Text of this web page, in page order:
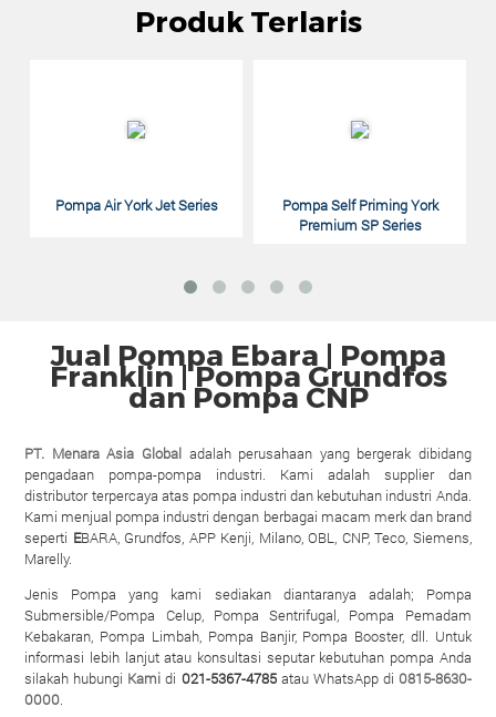
Produk Terlaris
Pompa Air York Jet Series
Pompa Self Priming York
Premium SP Series
Jual Pompa Ebara | Pompa
Franklin | Pompa Grundfos
dan Pompa CNP
PT. Menara Asia Globaladalah perusahaan yang bergerak dibidang
pengadaan pompa-pompa industri. Kami adalah supplier dan
distributor terpercaya atas pompa industri dan kebutuhan industri Anda.
Kami menjual pompa industri dengan berbagai macam merk dan brand
seperti EBARA, Grundfos, APP Kenji, Milano, OBL, CNP, Teco, Siemens,
Marelly.
Jenis Pompa yang kami sediakan diantaranya adalah; Pompa
Submersible/Pompa Celup, Pompa Sentrifugal, Pompa Pemadam
Kebakaran, Pompa Limbah, Pompa Banjir, Pompa Booster, dll. Untuk
informasi lebih lanjut atau konsultasi seputar kebutuhan pompa Anda
silakah hubungi Kamidi 021-5367-4785atau WhatsApp di 0815-8630-
0000.